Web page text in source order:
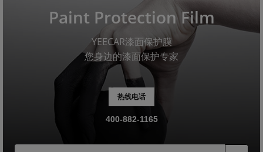
Paint Protection Film
YEECAR漆面保护膜
您身边的漆面保护专家
热线电话
400-882-1165